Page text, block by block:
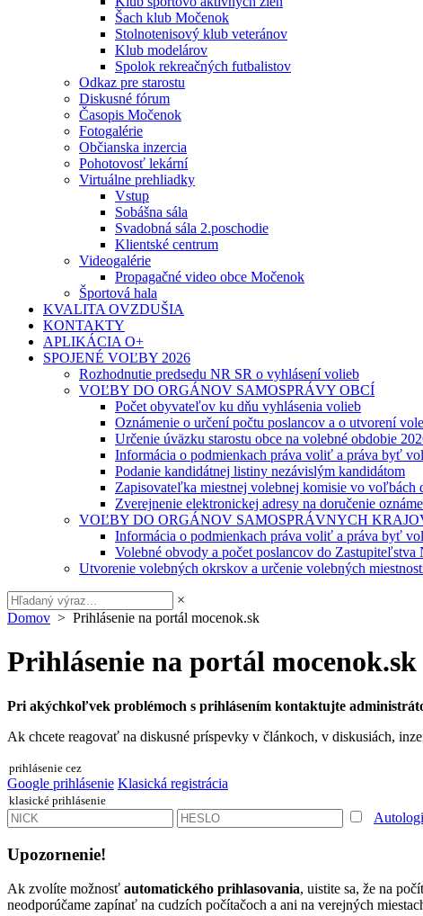
Šach klub Močenok
Stolnotenisový klub veteránov
Klub modelárov
Spolok rekreačných futbalistov
Odkaz pre starostu
Diskusné fórum
Časopis Močenok
Fotogalérie
Občianska inzercia
Pohotovosť lekární
Virtuálne prehliadky
Vstup
Sobášna sála
Svadobná sála 2.poschodie
Klientské centrum
Videogalérie
Propagačné video obce Močenok
Športová hala
KVALITA OVZDUŠIA
KONTAKTY
APLIKÁCIA O+
SPOJENÉ VOĽBY 2026
Rozhodnutie predsedu NR SR o vyhlásení volieb
VOĽBY DO ORGÁNOV SAMOSPRÁVY OBCÍ
Počet obyvateľov ku dňu vyhlásenia volieb
Oznámenie o určení počtu poslancov a o utvorení
Určenie úväzku starostu obce na volebné obdobie
Informácia o podmienkach práva voliť a práva byť
Podanie kandidátnej listiny nezávislým kandidátom
Zapisovateľka miestnej volebnej komisie vo voľbách
Zverejnenie elektronickej adresy na doručenie
VOĽBY DO ORGÁNOV SAMOSPRÁVNYCH
Informácia o podmienkach práva voliť a práva byť
Volebné obvody a počet poslancov do Zastupiteľstva
Utvorenie volebných okrskov a určenie volebných
×
Domov > Prihlásenie na portál mocenok.sk
Prihlásenie na portál mocenok.sk
Pri akýchkoľvek problémoch s prihlásením kontaktujte
Ak chcete reagovať na diskusné príspevky v článkoch, v diskusiách,
prihlásenie cez
Google prihlásenie Klasická registrácia
klasické prihlásenie
Upozornenie!
Ak zvolíte možnosť automatického prihlasovania, uistite sa, že na
neodporúčame zapínať na cudzích počítačoch a ani na verejných